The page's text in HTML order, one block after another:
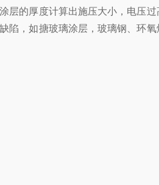
的厚度计算出施压大小，电压过
陷，如搪玻璃涂层，玻璃钢、环氧